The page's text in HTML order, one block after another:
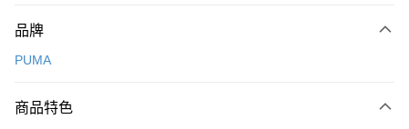
台灣樂天信用卡公司
【關於「AFTEE先享後付」】
便利好安心！
３．安心：先確認商品／服務後，再付款。
運送方式
每筆NT$100，滿NT$1,500(含以上)免運費
品牌
PUMA
商品特色